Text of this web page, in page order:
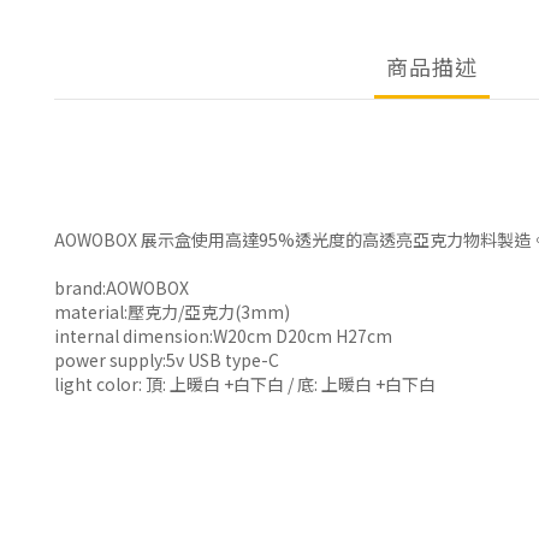
商品描述
AOWOBOX 展示盒使用高達95%透光度的高透亮亞克力物料製
brand:AOWOBOX
material:壓克力/亞克力(3mm)
internal dimension:W20cm D20cm H27cm
power supply:5v USB type-C
light color: 頂: 上暖白 +白下白 / 底: 上暖白 +白下白